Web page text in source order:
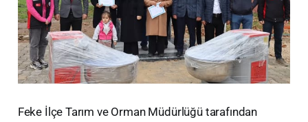
​Feke İlçe Tarım ve Orman Müdürlüğü tarafından